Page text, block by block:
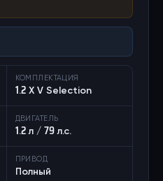
КОМПЛЕКТАЦИЯ
1.2 X V Selection
ДВИГАТЕЛЬ
1.2 л / 79 л.с.
ПРИВОД
Полный